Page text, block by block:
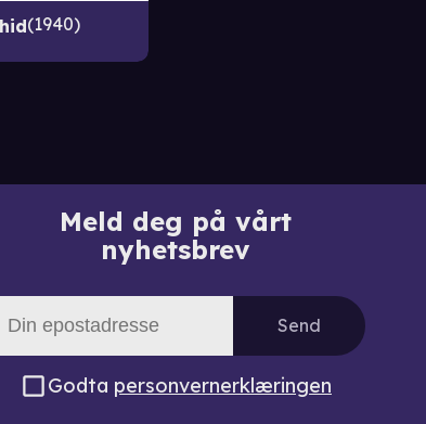
1940
Meld deg på vårt
nyhetsbrev
Send
Godta personvernerklæringen